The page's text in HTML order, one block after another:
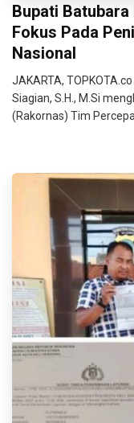
Bupati Batubara
Fokus Pada
Nasional
JAKARTA,
Siagian, S.H., M.Si
(Rakornas) Tim